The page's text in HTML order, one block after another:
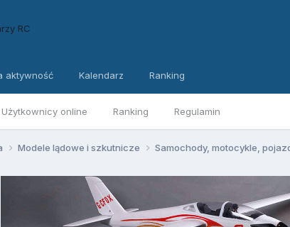
Użytkownicy online Ranking Regulamin
aktywność Kalendarz Ranking
Modele lądowe i szkutnicze Samochody, motocykle,